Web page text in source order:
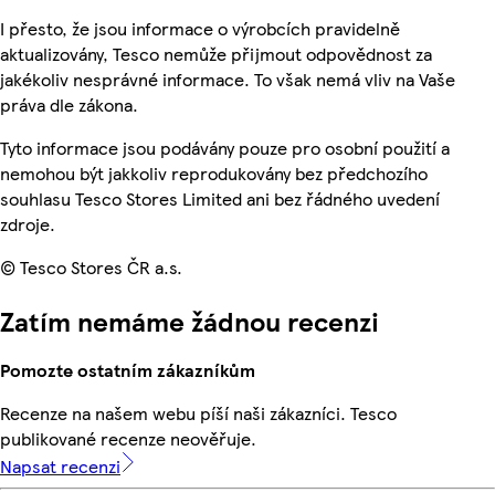
I přesto, že jsou informace o výrobcích pravidelně
aktualizovány, Tesco nemůže přijmout odpovědnost za
jakékoliv nesprávné informace. To však nemá vliv na Vaše
práva dle zákona.
Tyto informace jsou podávány pouze pro osobní použití a
nemohou být jakkoliv reprodukovány bez předchozího
souhlasu Tesco Stores Limited ani bez řádného uvedení
zdroje.
© Tesco Stores ČR a.s.
Zatím nemáme žádnou recenzi
Pomozte ostatním zákazníkům
Recenze na našem webu píší naši zákazníci. Tesco
publikované recenze neověřuje.
Napsat recenzi